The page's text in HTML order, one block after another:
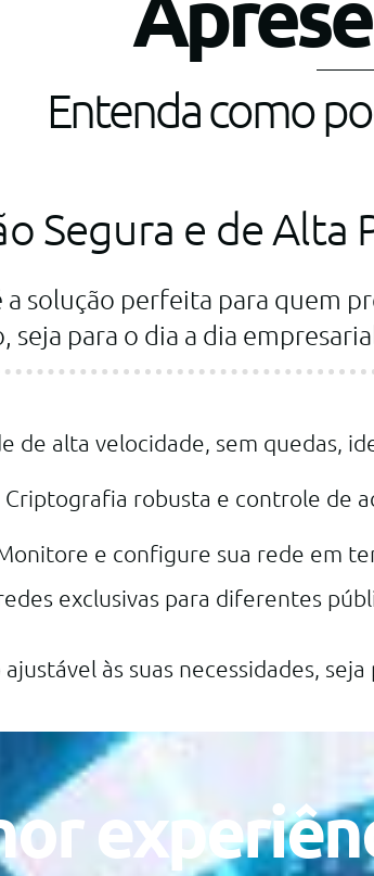
Entenda como
Segura e de Alta
a solução perfeita para quem
seja para o dia a dia
de alta velocidade, sem quedas,
Criptografia robusta e controle de
e configure sua rede em
exclusivas para diferentes
às suas necessidades,